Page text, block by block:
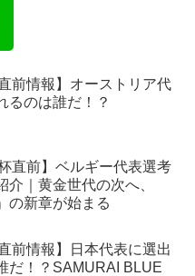
前情報】オーストリア代
るのは誰だ！？
直前】ベルギー代表選考
介｜黄金世代の次へ、
の新章が始まる
前情報】日本代表に選出
だ！？SAMURAI BLUE